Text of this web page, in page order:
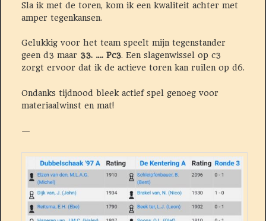
Sla ik met de toren, kom ik een kwaliteit achter met
amper tegenkansen.
Gelukkig voor het team speelt mijn tegenstander
geen d3 maar 33. …. Pc3. Een slagenwissel op c3
zorgt ervoor dat ik de actieve toren kan ruilen op d6.
Ondanks tijdnood bleek actief spel genoeg voor
materiaalwinst en mat!
—